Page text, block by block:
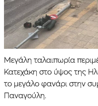
Μεγάλη ταλαιπωρία
Κατεχάκη στο ύψος της
το μεγάλο φανάρι στην
Παναγούλη.